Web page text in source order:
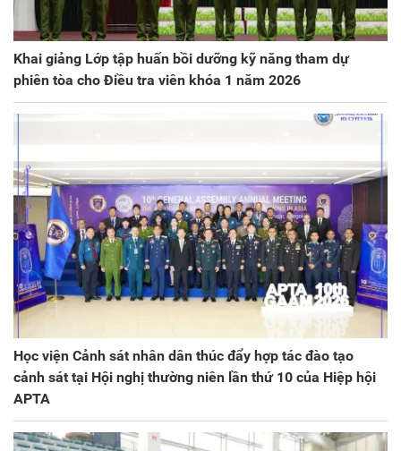
Khai giảng Lớp tập huấn bồi dưỡng kỹ năng tham dự
phiên tòa cho Điều tra viên khóa 1 năm 2026
Học viện Cảnh sát nhân dân thúc đẩy hợp tác đào tạo
cảnh sát tại Hội nghị thường niên lần thứ 10 của Hiệp hội
APTA